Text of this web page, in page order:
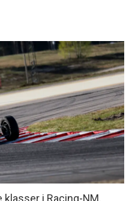
klasser i Racing-NM.